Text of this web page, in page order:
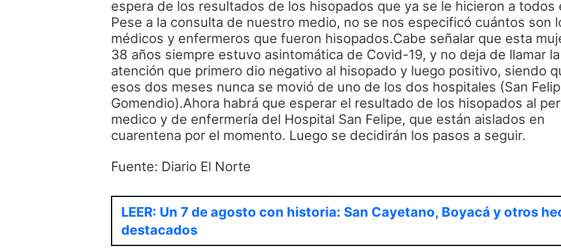
espera de los resultados de los hisopados que ya se le hicieron a todos
Pese a la consulta de nuestro medio, no se nos especificó cuántos son
médicos y enfermeros que fueron hisopados.Cabe señalar que esta
38 años siempre estuvo asintomática de Covid-19, y no deja de llamar la
atención que primero dio negativo al hisopado y luego positivo, siendo
esos dos meses nunca se movió de uno de los dos hospitales (San
Gomendio).Ahora habrá que esperar el resultado de los hisopados al
medico y de enfermería del Hospital San Felipe, que están aislados en
cuarentena por el momento. Luego se decidirán los pasos a seguir.
Fuente: Diario El Norte
LEER: Un 7 de agosto con historia: San Cayetano, Boyacá y otros
destacados